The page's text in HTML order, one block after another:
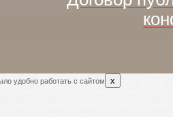
удобно работать с сайтом x